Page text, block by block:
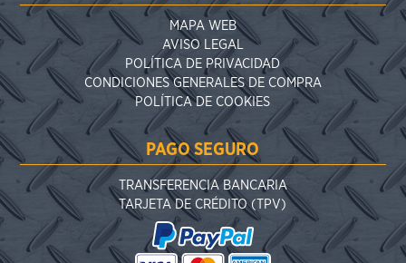
MAPA WEB
AVISO LEGAL
POLÍTICA DE PRIVACIDAD
CONDICIONES GENERALES DE COMPRA
POLÍTICA DE COOKIES
PAGO SEGURO
TRANSFERENCIA BANCARIA
TARJETA DE CRÉDITO (TPV)